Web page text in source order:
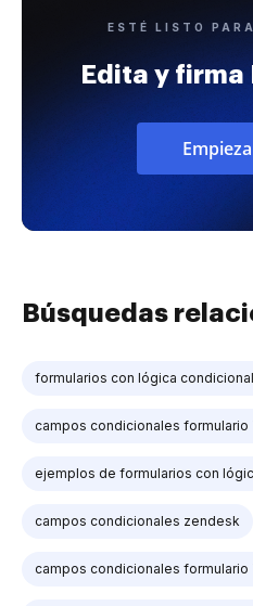
ESTÉ LISTO
Edita y firma
Búsquedas
formularios con lógica
campos condicionales formulario
ejemplos de formularios con
campos condicionales zendesk
campos condicionales formulario